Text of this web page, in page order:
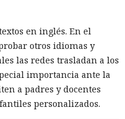
en inglés. En el
otros idiomas y
las redes trasladan a los
importancia ante la
a padres y docentes
personalizados.